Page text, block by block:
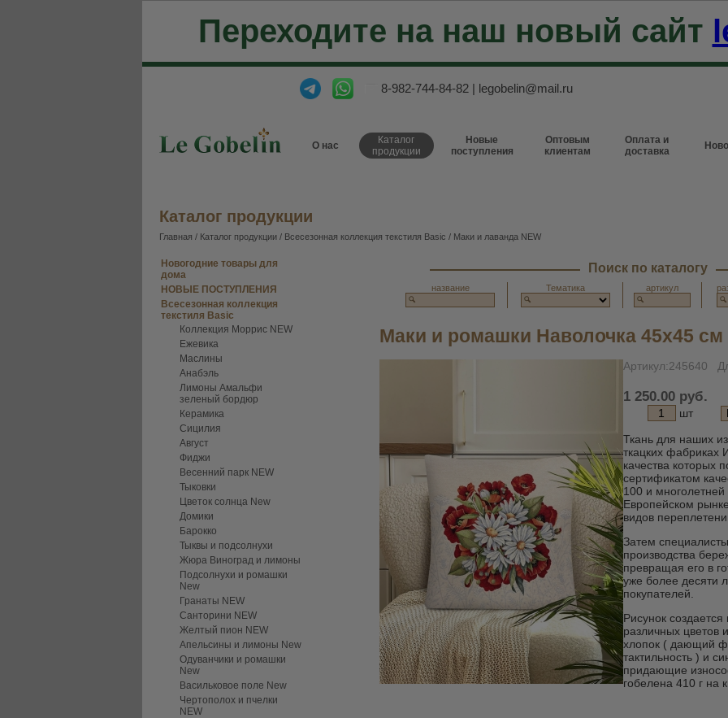
Переходите на наш новый сайт
8-982-744-84-82| legobelin@mail.ru
О нас
Каталог
продукции
Новые
поступления
Оптовым
клиентам
Оплата и
доставка
Каталог продукции
Главная / Каталог продукции/ Всесезонная коллекция текстиля Basic / Маки и лаванда NEW
Новогодние товары для
дома
НОВЫЕ ПОСТУПЛЕНИЯ
Всесезонная коллекция
текстиля Basic
Коллекция Моррис NEW
Ежевика
Маслины
Анабэль
Лимоны Амальфи
зеленый бордюр
Керамика
Сицилия
Август
Фиджи
Весенний парк NEW
Тыковки
Цветок солнца New
Домики
Барокко
Тыквы и подсолнухи
Жюра Виноград и лимоны
Подсолнухи и ромашки
New
Гранаты NEW
Санторини NEW
Желтый пион NEW
Апельсины и лимоны New
Одуванчики и ромашки
New
Васильковое поле New
Чертополох и пчелки
NEW
Поиск по каталогу
название Тематика артикул
Маки и ромашки Наволочка 45х45 см
Артикул:245640
1 250.00 руб.
шт
Ткань для наших
ткацких фабриках
качества которых
сертификатом
100 и многолетней
Европейском
видов
Затем
производства
превращая его в
уже более десяти
покупателей.
Рисунок
различных цветов
хлопок ( дающий
тактильность ) и
придающие
гобелена 410 г на